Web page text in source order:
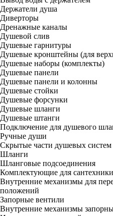
Держатели душа
Диверторы
Дренажные каналы
Душевой слив
Душевые гарнитуры
Душевые кронштейны (для
Душевые наборы (комплекты)
Душевые панели
Душевые панели и колонны
Душевые стойки
Душевые форсунки
Душевые шланги
Душевые штанги
Подключение для душевого
Ручные души
Скрытые части душевых систем
Шланги
Шланговые подсоединения
Комплектующие для сантехники
Внутренние механизмы для
положений
Запорные вентили
Внутренние механизмы